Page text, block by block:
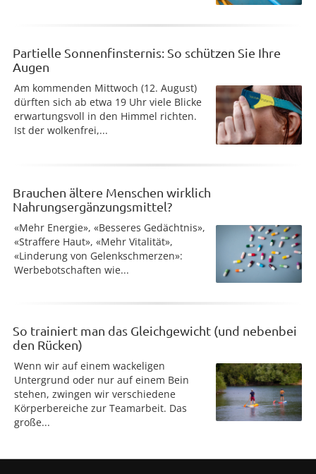
Partielle Sonnenfinsternis: So schützen Sie Ihre
Augen
Am kommenden Mittwoch (12. August)
dürften sich ab etwa 19 Uhr viele Blicke
erwartungsvoll in den Himmel richten.
Ist der wolkenfrei,...
Brauchen ältere Menschen wirklich
Nahrungsergänzungsmittel?
«Mehr Energie», «Besseres Gedächtnis»,
«Straffere Haut», «Mehr Vitalität»,
«Linderung von Gelenkschmerzen»:
Werbebotschaften wie...
So trainiert man das Gleichgewicht (und nebenbei
den Rücken)
Wenn wir auf einem wackeligen
Untergrund oder nur auf einem Bein
stehen, zwingen wir verschiedene
Körperbereiche zur Teamarbeit. Das
große...